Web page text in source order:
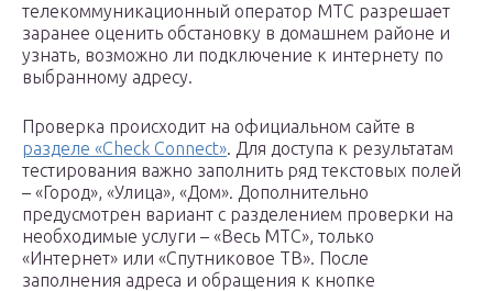
телекоммуникационный оператор МТС разрешает
заранее оценить обстановку в домашнем районе и
узнать, возможно ли подключение к интернету по
выбранному адресу.
Проверка происходит на официальном сайте в
разделе «Check Connect». Для доступа к результатам
тестирования важно заполнить ряд текстовых полей
– «Город», «Улица», «Дом». Дополнительно
предусмотрен вариант с разделением проверки на
необходимые услуги – «Весь МТС», только
«Интернет» или «Спутниковое ТВ». После
заполнения адреса и обращения к кнопке